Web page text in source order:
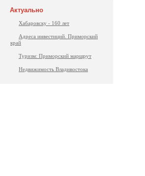
Актуально
Хабаровску - 160 лет
Адреса инвестиций. Приморский
край
Туризм: Приморский маршрут
Недвижимость Владивостока